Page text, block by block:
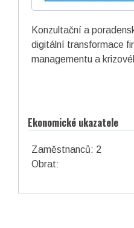
Konzultační a
digitální transformace
managementu a
Ekonomické ukazatele
Zaměstnanců: 2
Obrat: